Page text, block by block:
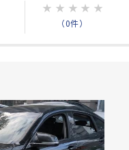
★ ★ ★ ★ ★
（0件）